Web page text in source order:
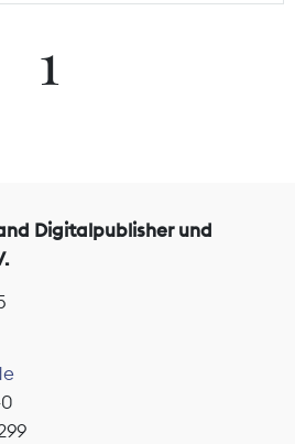
1
Digitalpublisher und